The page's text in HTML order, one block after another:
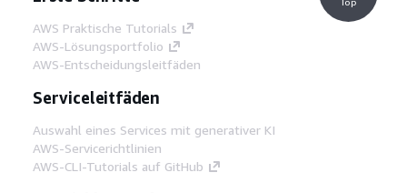
AWS Praktische Tutorials
AWS-Lösungsportfolio
AWS-Entscheidungsleitfäden
Serviceleitfäden
Auswahl eines Services mit generativer KI
AWS-Servicerichtlinien
AWS-CLI-Tutorials auf GitHub